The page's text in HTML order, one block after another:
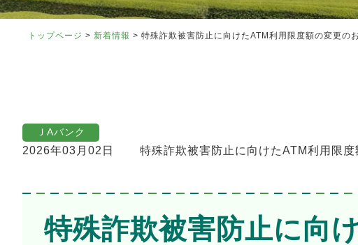
トップページ > 新着情報 > 特殊詐欺被害防止に向けたATM利用限度額の変更の
ＪAバンク
2026年03月02日 特殊詐欺被害防止に向けたATM利用限度
特殊詐欺被害防止に向